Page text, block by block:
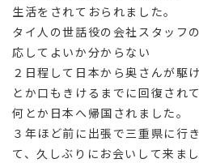
生活をされておられました。
タイ人の世話役の会社スタッフ
応してよいか分からない
２日程して日本から奥さんが駆
とか口もきけるまでに回復されて
何とか日本へ帰国されました。
３年ほど前に出張で三重県に行
て、久しぶりにお会いして来まし